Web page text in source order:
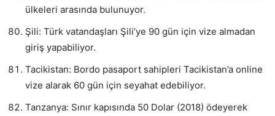
ülkeleri arasında bulunuyor.
Şili: Türk vatandaşları Şili’ye 90 gün için vize almadan
giriş yapabiliyor.
Tacikistan: Bordo pasaport sahipleri Tacikistan’a online
vize alarak 60 gün için seyahat edebiliyor.
Tanzanya: Sınır kapısında 50 Dolar (2018) ödeyerek